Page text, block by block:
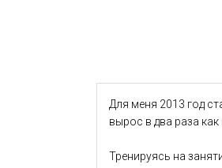
Для меня 2013 год
вырос в два раза
Тренируясь на